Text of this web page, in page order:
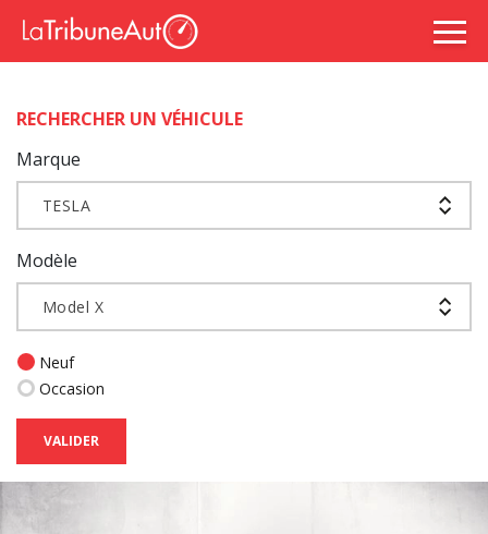
RECHERCHER UN VÉHICULE
Marque
TESLA
Modèle
Model X
Neuf
Occasion
VALIDER